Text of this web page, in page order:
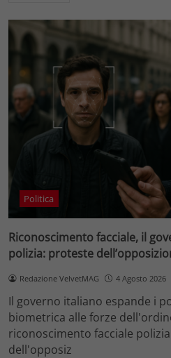
Politica
Riconoscimento facciale, il
polizia: proteste
Redazione VelvetMAG 4 Agosto 2026
Il governo italiano espande i
biometrica alle forze
riconoscimento facciale
dell'opposiz